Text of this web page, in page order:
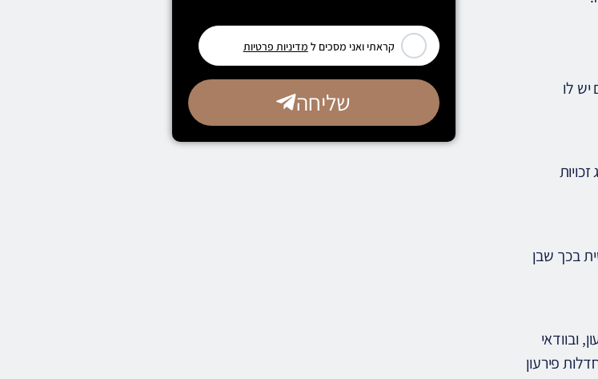
לו
בכך שבן
ובוודאי
פירעון
קראתי ואני מסכים ל מדיניות פרטיות
שליחה